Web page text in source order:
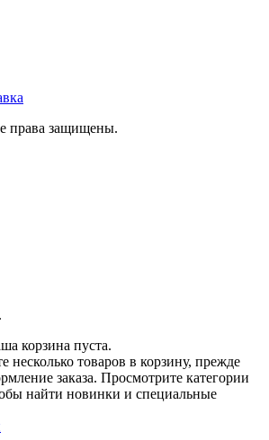
защищены.
корзина пуста.
несколько товаров в корзину, прежде
заказа. Просмотрите категории
найти новинки и специальные